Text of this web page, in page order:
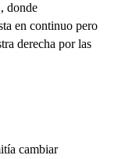
, donde
en continuo pero
derecha por las
cambiar